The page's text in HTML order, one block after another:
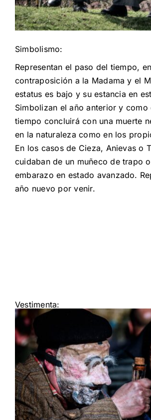
Simbolismo:
Representan el paso del tiempo, en
contraposición a la Madama y el
estatus es bajo y su estancia en
Simbolizan el año anterior y como
tiempo concluirá con una muerte
en la naturaleza como en los
En los casos de Cieza, Anievas o
cuidaban de un muñeco de trapo
embarazo en estado avanzado.
año nuevo por venir.
Vestimenta: